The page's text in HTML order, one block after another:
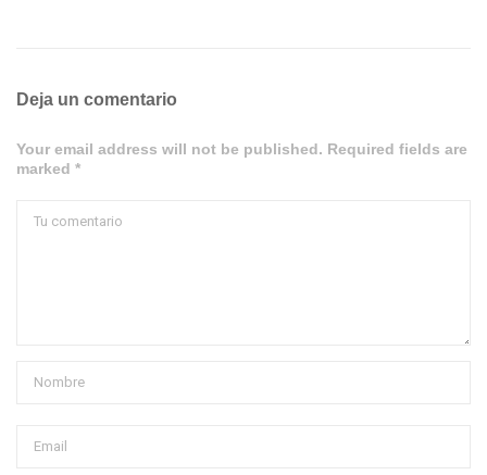
Deja un comentario
Your email address will not be published. Required fields are
marked *